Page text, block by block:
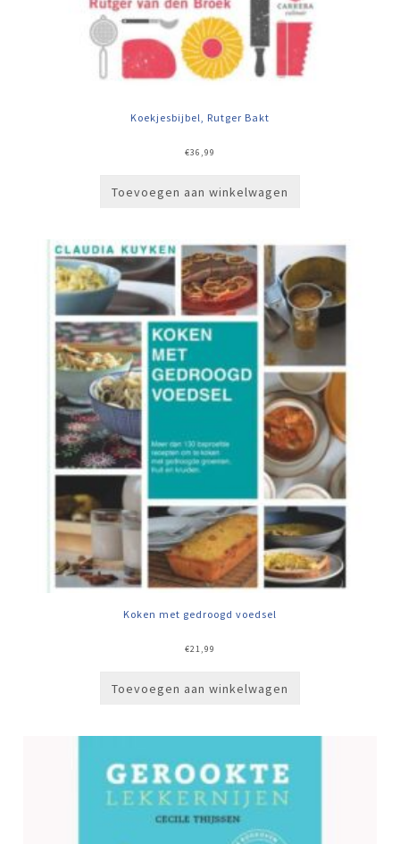
Koekjesbijbel, Rutger Bakt
€36,99
Toevoegen aan winkelwagen
Koken met gedroogd voedsel
€21,99
Toevoegen aan winkelwagen